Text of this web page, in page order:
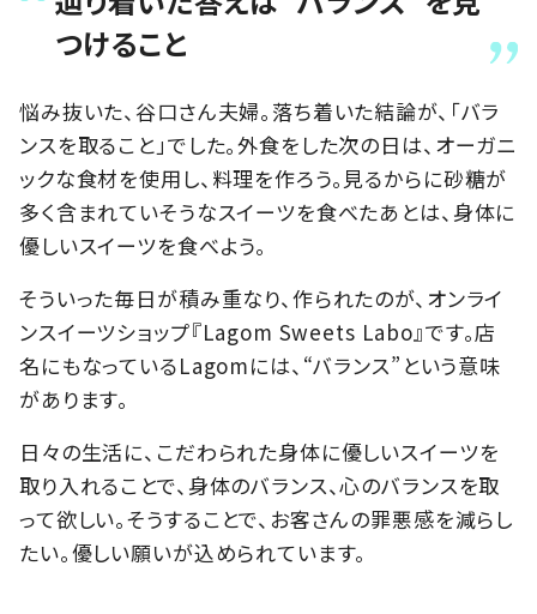
つけること
悩み抜いた、谷口さん夫婦。落ち着いた結論が、「バラ
ンスを取ること」でした。外食をした次の日は、オーガニ
ックな食材を使用し、料理を作ろう。見るからに砂糖が
多く含まれていそうなスイーツを食べたあとは、身体に
優しいスイーツを食べよう。
そういった毎日が積み重なり、作られたのが、オンライ
ンスイーツショップ『Lagom Sweets Labo』です。店
名にもなっているLagomには、“バランス”という意味
があります。
日々の生活に、こだわられた身体に優しいスイーツを
取り入れることで、身体のバランス、心のバランスを取
って欲しい。そうすることで、お客さんの罪悪感を減らし
たい。優しい願いが込められています。